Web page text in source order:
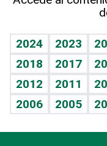
Vida y familia
Eñe
Celebrando la vida
Sin complejos
En pocas palabras
TBT Deportivo
Guía del dinero
Horóscopos
Crucigramas
2024 2023
2018
2017
2012
2011
2006
2005